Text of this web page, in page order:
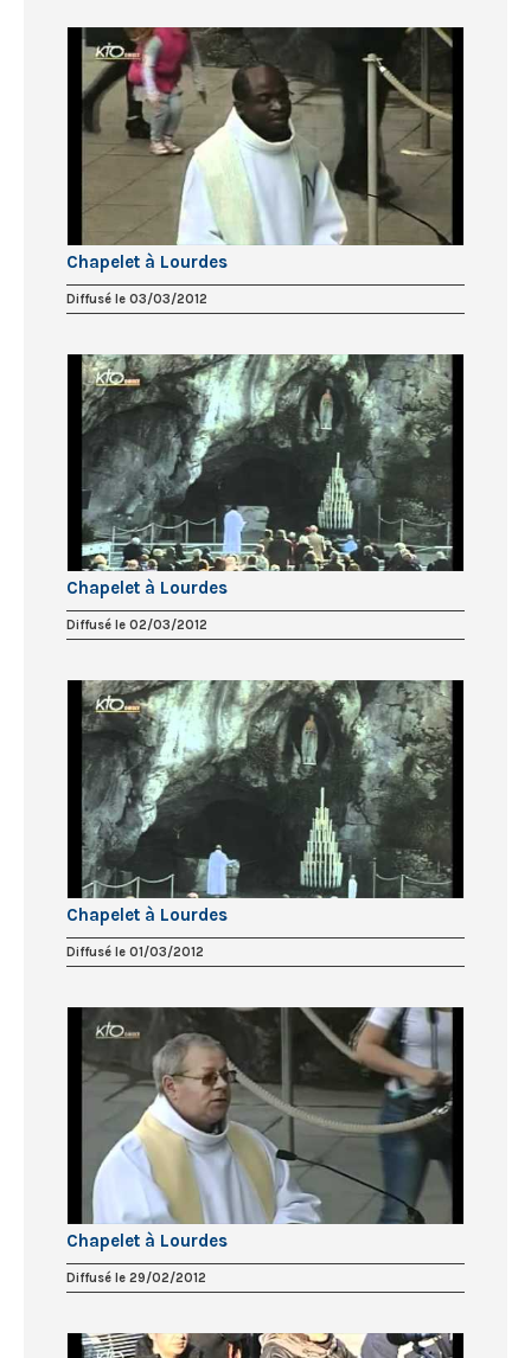
Chapelet à Lourdes
Diffusé le 03/03/2012
Chapelet à Lourdes
Diffusé le 02/03/2012
Chapelet à Lourdes
Diffusé le 01/03/2012
Chapelet à Lourdes
Diffusé le 29/02/2012